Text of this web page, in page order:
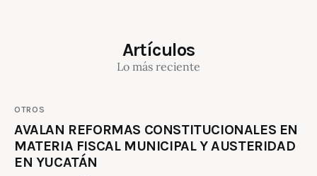
Artículos
Lo más reciente
OTROS
AVALAN REFORMAS CONSTITUCIONALES EN
MATERIA FISCAL MUNICIPAL Y AUSTERIDAD
EN YUCATÁN